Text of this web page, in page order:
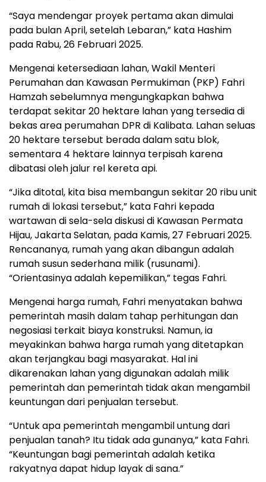
“Saya mendengar proyek pertama akan dimulai
pada bulan April, setelah Lebaran,” kata Hashim
pada Rabu, 26 Februari 2025.
Mengenai ketersediaan lahan, Wakil Menteri
Perumahan dan Kawasan Permukiman (PKP) Fahri
Hamzah sebelumnya mengungkapkan bahwa
terdapat sekitar 20 hektare lahan yang tersedia di
bekas area perumahan DPR di Kalibata. Lahan seluas
20 hektare tersebut berada dalam satu blok,
sementara 4 hektare lainnya terpisah karena
dibatasi oleh jalur rel kereta api.
“Jika ditotal, kita bisa membangun sekitar 20 ribu unit
rumah di lokasi tersebut,” kata Fahri kepada
wartawan di sela-sela diskusi di Kawasan Permata
Hijau, Jakarta Selatan, pada Kamis, 27 Februari 2025.
Rencananya, rumah yang akan dibangun adalah
rumah susun sederhana milik (rusunami).
“Orientasinya adalah kepemilikan,” tegas Fahri.
Mengenai harga rumah, Fahri menyatakan bahwa
pemerintah masih dalam tahap perhitungan dan
negosiasi terkait biaya konstruksi. Namun, ia
meyakinkan bahwa harga rumah yang ditetapkan
akan terjangkau bagi masyarakat. Hal ini
dikarenakan lahan yang digunakan adalah milik
pemerintah dan pemerintah tidak akan mengambil
keuntungan dari penjualan tersebut.
“Untuk apa pemerintah mengambil untung dari
penjualan tanah? Itu tidak ada gunanya,” kata Fahri.
“Keuntungan bagi pemerintah adalah ketika
rakyatnya dapat hidup layak di sana.”